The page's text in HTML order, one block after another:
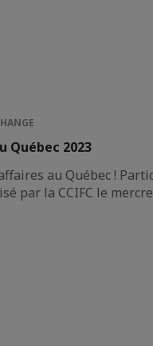
Québec 2023
au Québec !
par la CCIFC le